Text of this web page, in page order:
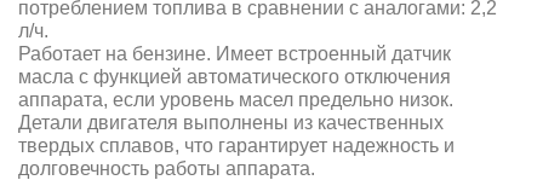
потреблением топлива в сравнении с аналогами: 2,2
л/ч.
Работает на бензине. Имеет встроенный датчик
масла с функцией автоматического отключения
аппарата, если уровень масел предельно низок.
Детали двигателя выполнены из качественных
твердых сплавов, что гарантирует надежность и
долговечность работы аппарата.